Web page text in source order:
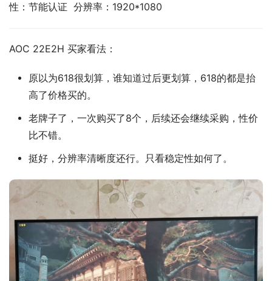
性：节能认证  分辨率：1920*1080
AOC 22E2H 买家看法：
原以为618很划算，谁知道过后更划算，618的都是抬
高了价格买的。
老牌子了，一次购买了8个，后续还会继续采购，性价
比不错。
挺好，分辨率清晰度还行。只看稳定性如何了。